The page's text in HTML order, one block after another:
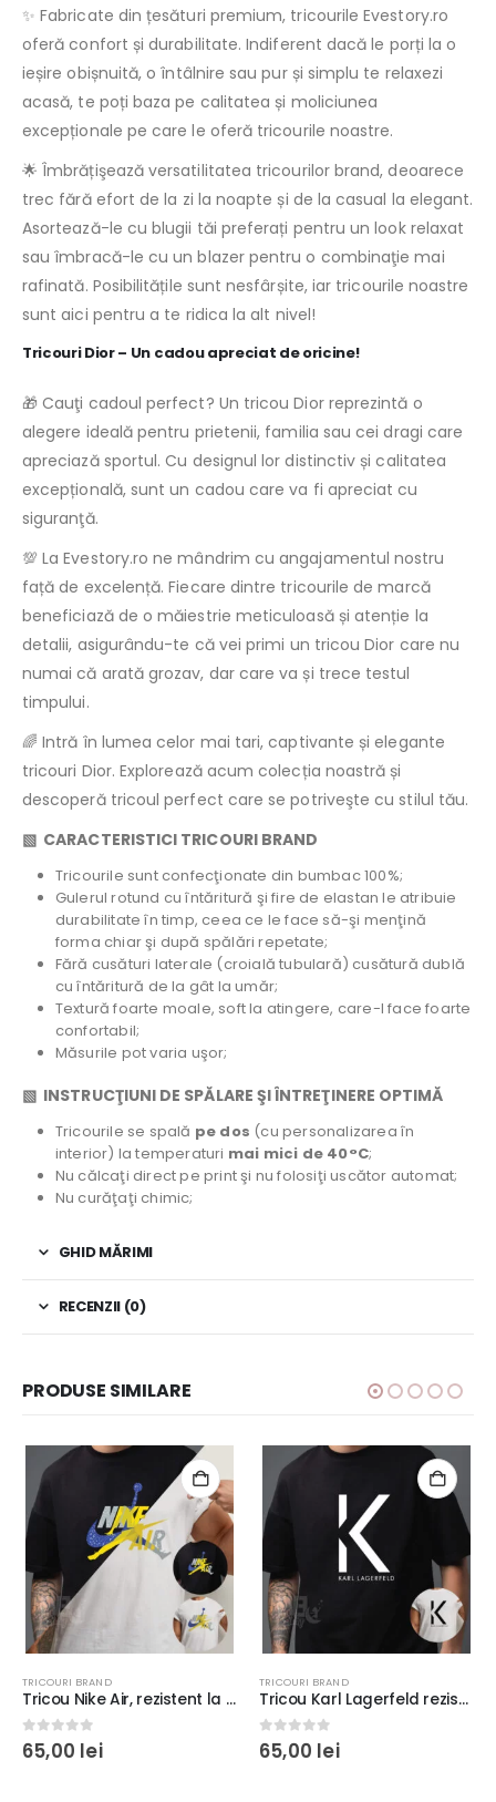
✨ Fabricate din țesături premium, tricourile Evestory.ro
oferă confort și durabilitate. Indiferent dacă le porți la o
ieșire obișnuită, o întâlnire sau pur și simplu te relaxezi
acasă, te poți baza pe calitatea și moliciunea
excepționale pe care le oferă tricourile noastre.
🌟 Îmbrățişează versatilitatea tricourilor brand, deoarece
trec fără efort de la zi la noapte și de la casual la elegant.
Asortează-le cu blugii tăi preferați pentru un look relaxat
sau îmbracă-le cu un blazer pentru o combinaţie mai
rafinată. Posibilitățile sunt nesfârșite, iar tricourile noastre
sunt aici pentru a te ridica la alt nivel!
Tricouri Dior – Un cadou apreciat de oricine!
🎁 Cauţi cadoul perfect? Un tricou Dior reprezintă o
alegere ideală pentru prietenii, familia sau cei dragi care
apreciază sportul. Cu designul lor distinctiv și calitatea
excepțională, sunt un cadou care va fi apreciat cu
siguranţă.
💯 La Evestory.ro ne mândrim cu angajamentul nostru
față de excelență. Fiecare dintre tricourile de marcă
beneficiază de o măiestrie meticuloasă și atenție la
detalii, asigurându-te că vei primi un tricou Dior care nu
numai că arată grozav, dar care va și trece testul
timpului.
🌈 Intră în lumea celor mai tari, captivante și elegante
tricouri Dior. Explorează acum colecția noastră și
descoperă tricoul perfect care se potriveşte cu stilul tău.
▧ CARACTERISTICI TRICOURI BRAND
Tricourile sunt confecţionate din bumbac 100%;
Gulerul rotund cu întăritură şi fire de elastan le atribuie
durabilitate în timp, ceea ce le face să-şi menţină
forma chiar şi după spălări repetate;
Fără cusături laterale (croială tubulară) cusătură dublă
cu întăritură de la gât la umăr;
Textură foarte moale, soft la atingere, care-l face foarte
confortabil;
Măsurile pot varia uşor;
▧ INSTRUCŢIUNI DE SPĂLARE ŞI ÎNTREŢINERE OPTIMĂ
Tricourile se spală pe dos (cu personalizarea în
interior) la temperaturi mai mici de 40°C;
Nu călcaţi direct pe print şi nu folosiţi uscător automat;
Nu curăţaţi chimic;
GHID MĂRIMI
RECENZII (0)
PRODUSE SIMILARE
TRICOURI BRAND
Tricou Nike Air, rezistent la spălări, bumbac 100%, regular fit, culoare alb/negru #2
0 out of 5
65,00 lei
TRICOURI BRAND
Tricou Karl Lagerfeld rezistent la spălări, bumbac 100%, regular fit, culoare alb/negru #1
0 out of 5
65,00 lei